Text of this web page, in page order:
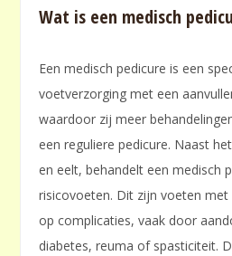
Wat is een medisch
Een medisch pedicure is een
voetverzorging met een
waardoor zij meer
een reguliere pedicure. Naast
en eelt, behandelt een medisch
risicovoeten. Dit zijn voeten
op complicaties, vaak door
diabetes, reuma of spasticiteit.